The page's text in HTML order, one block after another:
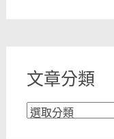
文章分類
文